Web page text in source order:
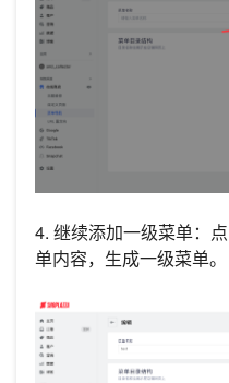
4. 继续添加一级菜单：
单内容，生成一级菜单。